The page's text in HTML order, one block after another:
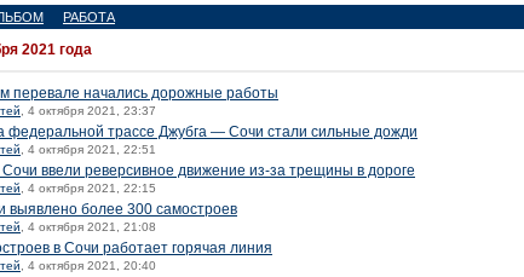
РАБОТА
2021 года
перевале начались дорожные работы
, 4 октября 2021, 23:37
федеральной трассе Джубга — Сочи стали сильные дожди
, 4 октября 2021, 22:51
ввели реверсивное движение из-за трещины в дороге
, 4 октября 2021, 22:15
выявлено более 300 самостроев
, 4 октября 2021, 21:08
в Сочи работает горячая линия
, 4 октября 2021, 20:40